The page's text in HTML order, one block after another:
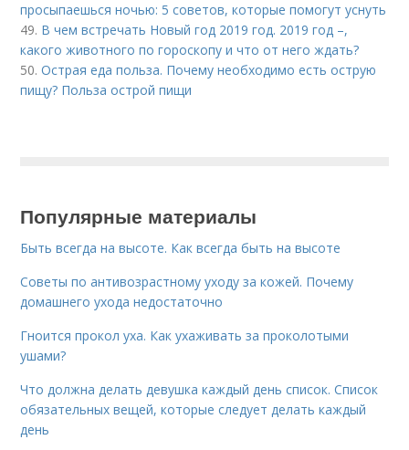
просыпаешься ночью: 5 советов, которые помогут уснуть
49. В чем встречать Новый год 2019 год. 2019 год –,
какого животного по гороскопу и что от него ждать?
50.Острая еда польза. Почему необходимо есть острую
пищу? Польза острой пищи
Популярные материалы
Быть всегда на высоте. Как всегда быть на высоте
Советы по антивозрастному уходу за кожей. Почему
домашнего ухода недостаточно
Гноится прокол уха. Как ухаживать за проколотыми
ушами?
Что должна делать девушка каждый день список. Список
обязательных вещей, которые следует делать каждый
день